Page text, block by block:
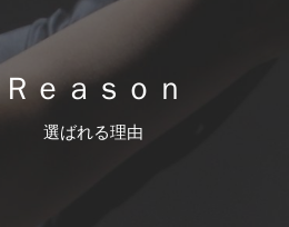
Ｒｅａｓｏｎ
選ばれる理由